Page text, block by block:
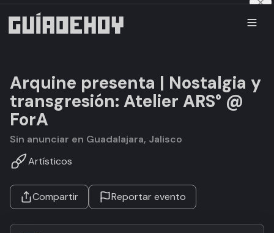
Arquine presenta | Nostalgia y
transgresión: Atelier ARS° @
ForA
Sin anunciar en Guadalajara, Jalisco
Artísticos
Compartir Reportar evento